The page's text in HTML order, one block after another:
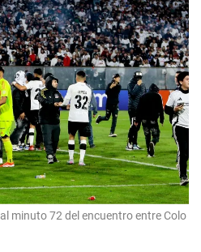
minuto 72 del encuentro entre Colo